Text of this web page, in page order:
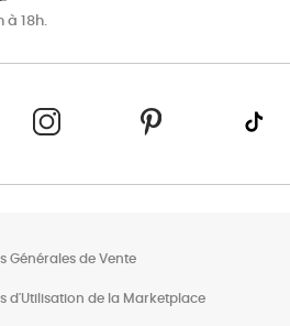
à 18h.
Générales de Vente
d'Utilisation de la Marketplace